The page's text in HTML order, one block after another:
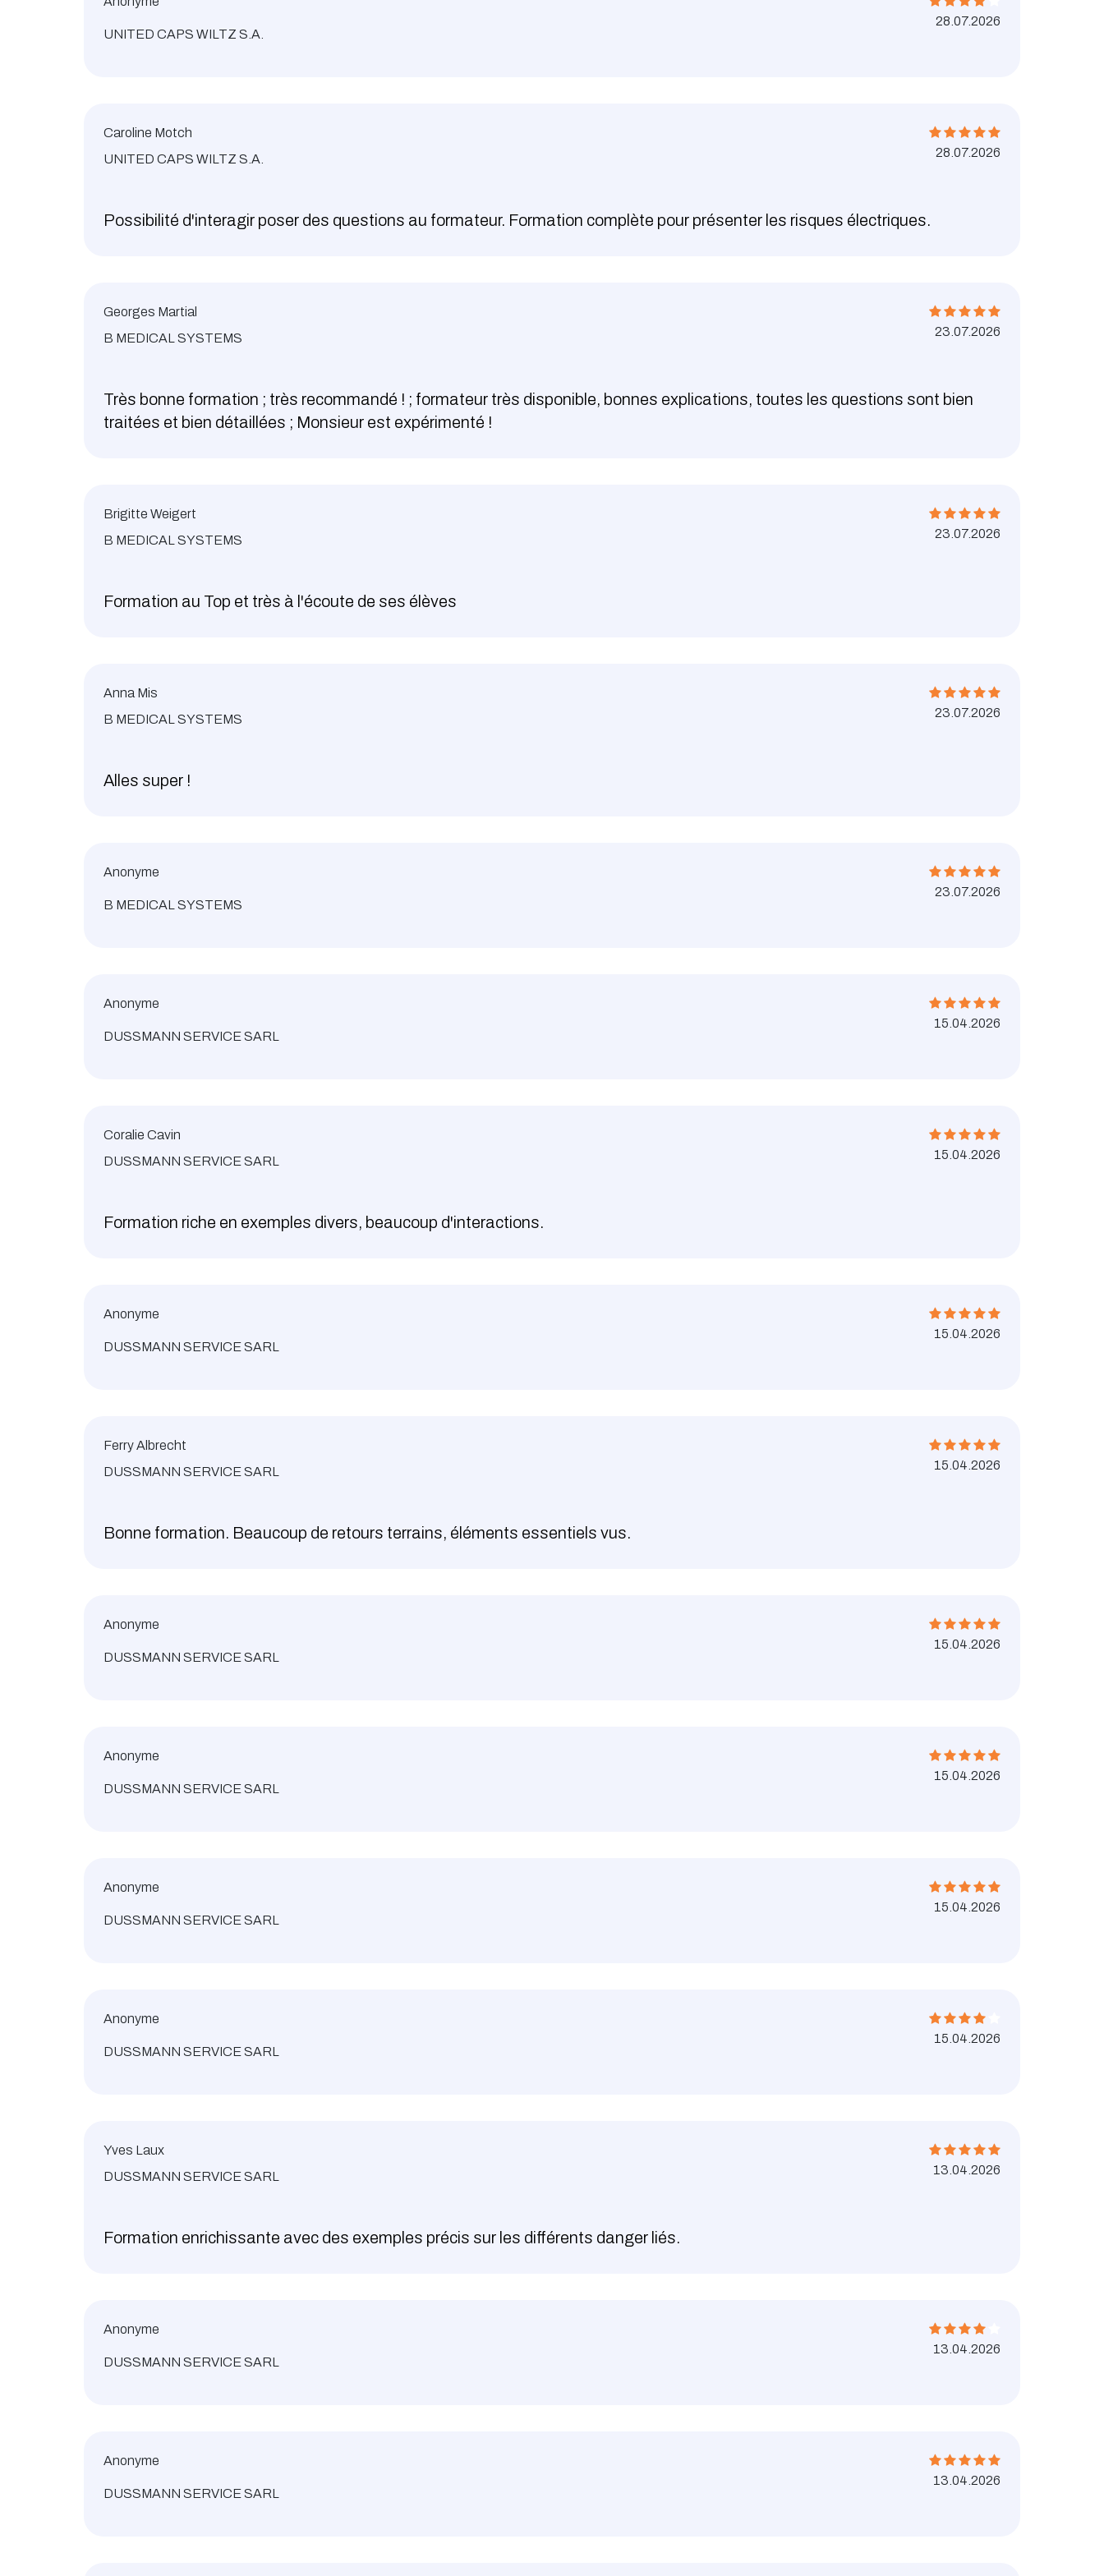
UNITED CAPS WILTZ S.A.
28.07.2026
Caroline Motch
UNITED CAPS WILTZ S.A.
28.07.2026
Possibilité d'interagir poser des questions au formateur. Formation complète pour présenter les risques électriques.
Georges Martial
B MEDICAL SYSTEMS
23.07.2026
Très bonne formation ; très recommandé ! ; formateur très disponible, bonnes explications, toutes les questions sont bien
traitées et bien détaillées ; Monsieur est expérimenté !
Brigitte Weigert
B MEDICAL SYSTEMS
23.07.2026
Formation au Top et très à l'écoute de ses élèves
Anna Mis
B MEDICAL SYSTEMS
23.07.2026
Alles super !
Anonyme
B MEDICAL SYSTEMS
23.07.2026
Anonyme
DUSSMANN SERVICE SARL
15.04.2026
Coralie Cavin
DUSSMANN SERVICE SARL
15.04.2026
Formation riche en exemples divers, beaucoup d'interactions.
Anonyme
DUSSMANN SERVICE SARL
15.04.2026
Ferry Albrecht
DUSSMANN SERVICE SARL
15.04.2026
Bonne formation. Beaucoup de retours terrains, éléments essentiels vus.
Anonyme
DUSSMANN SERVICE SARL
15.04.2026
Anonyme
DUSSMANN SERVICE SARL
15.04.2026
Anonyme
DUSSMANN SERVICE SARL
15.04.2026
Anonyme
DUSSMANN SERVICE SARL
15.04.2026
Yves Laux
DUSSMANN SERVICE SARL
13.04.2026
Formation enrichissante avec des exemples précis sur les différents danger liés.
Anonyme
DUSSMANN SERVICE SARL
13.04.2026
Anonyme
DUSSMANN SERVICE SARL
13.04.2026